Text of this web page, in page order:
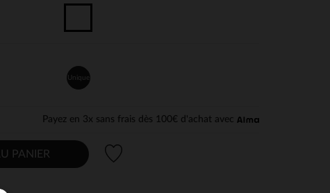
Unique
Payez en 3x sans frais dès 100€ d'achat avec
PANIER